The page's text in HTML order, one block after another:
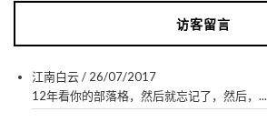
访客留言
江南白云/ 26/07/2017
12年看你的部落格，然后就忘记了，然后，...